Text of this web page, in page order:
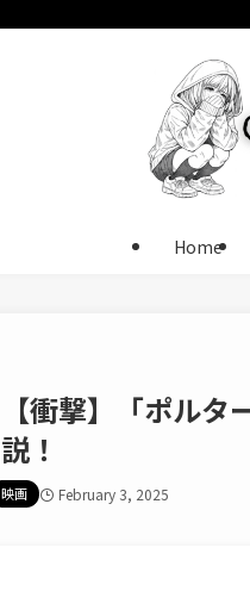
Home
【衝撃】「ポル
説！
映画 February 3, 2025